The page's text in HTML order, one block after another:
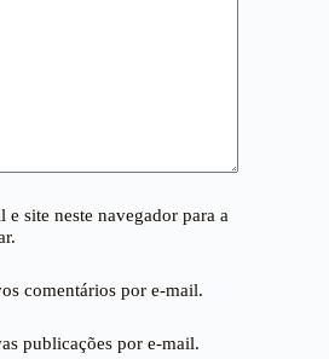
e site neste navegador para a
comentários por e-mail.
publicações por e-mail.